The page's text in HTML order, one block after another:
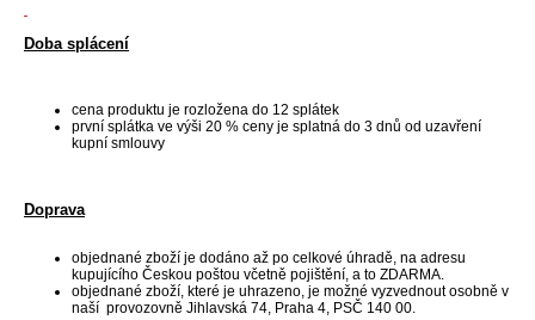
Doba splácení
cena produktu je rozložena do 12 splátek
první splátka ve výši 20 % ceny je splatná do 3 dnů od uzavření
kupní smlouvy
Doprava
objednané zboží je dodáno až po celkové úhradě, na adresu
kupujícího Českou poštou včetně pojištění, a to ZDARMA.
objednané zboží, které je uhrazeno, je možné vyzvednout osobně v
naší provozovně Jihlavská 74, Praha 4, PSČ 140 00.